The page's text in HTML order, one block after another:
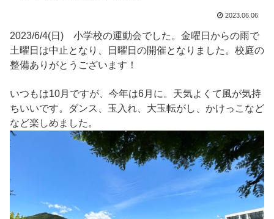
2023.06.06
2023/6/4(日) 小学校の運動会でした。金曜日からの雨で
土曜日は中止となり、日曜日の開催となりました。校庭の
整備ありがとうございます！
いつもは10月ですが、今年は6月に。天気よくて風が気持
ちいいです。ダンス、玉入れ、大玉転がし、かけっこなど
など楽しめました。